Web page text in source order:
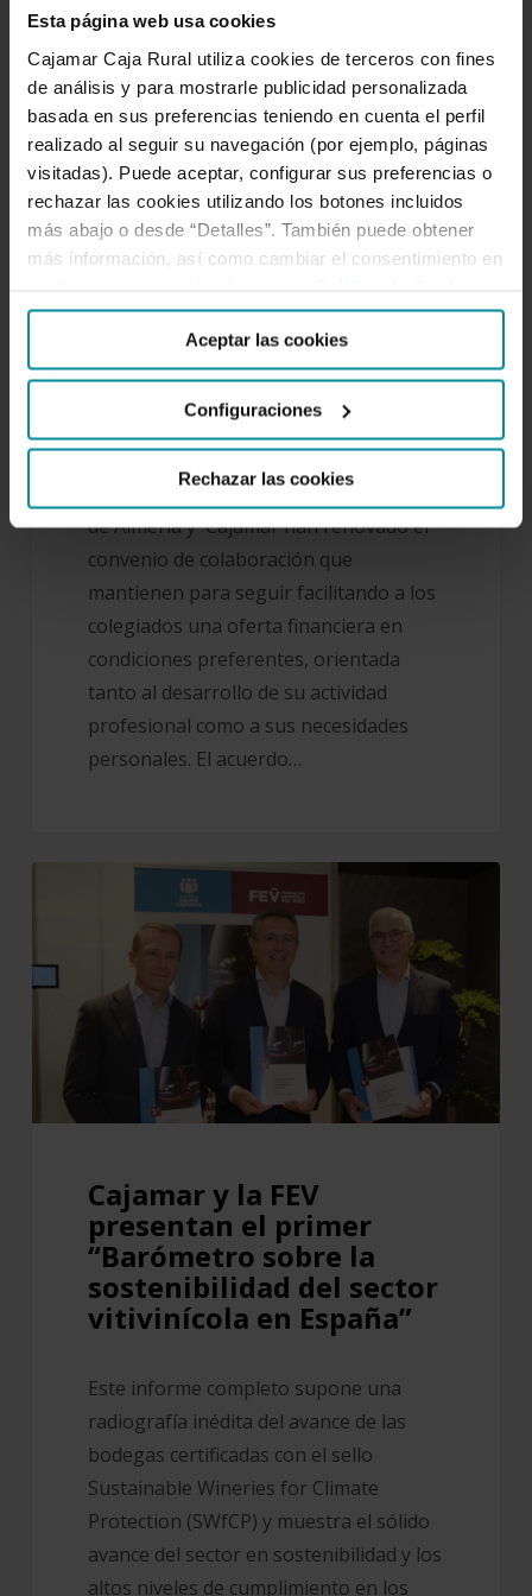
Esta página web usa cookies
Cajamar Caja Rural utiliza cookies de terceros con fines
de análisis y para mostrarle publicidad personalizada
basada en sus preferencias teniendo en cuenta el perfil
realizado al seguir su navegación (por ejemplo, páginas
visitadas). Puede aceptar, configurar sus preferencias o
rechazar las cookies utilizando los botones incluidos
más abajo o desde “Detalles”. También puede obtener
más información, así como cambiar el consentimiento en
Aceptar las cookies
Configuraciones
Rechazar las cookies
y
el
Colegio
de
Graduados
Sociales
de
Almería
su
de
Cajamar y el Colegio de
Graduados Sociales de
Almería renuevan su
convenio de
colaboración
El Colegio Oficial de Graduados Sociales
de Almería y Cajamar han renovado el
convenio de colaboración que
mantienen para seguir facilitando a los
colegiados una oferta financiera en
condiciones preferentes, orientada
tanto al desarrollo de su actividad
profesional como a sus necesidades
personales. El acuerdo…
FEV
presentan
primer
“Barómetro
sostenibilidad
vitivinícola
España”
Cajamar y la FEV
presentan el primer
“Barómetro sobre la
sostenibilidad del sector
vitivinícola en España”
Este informe completo supone una
radiografía inédita del avance de las
bodegas certificadas con el sello
Sustainable Wineries for Climate
Protection (SWfCP) y muestra el sólido
avance del sector en sostenibilidad y los
altos niveles de cumplimiento en los